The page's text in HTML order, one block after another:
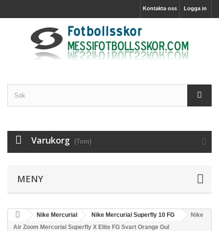
Logga in
Kontakta oss
Varukorg (Tom)
MENY
Nike Mercurial Nike Mercurial Superfly 10 FG
Nike
Air Zoom Mercurial Superfly X Elite FG Svart Orange Gul